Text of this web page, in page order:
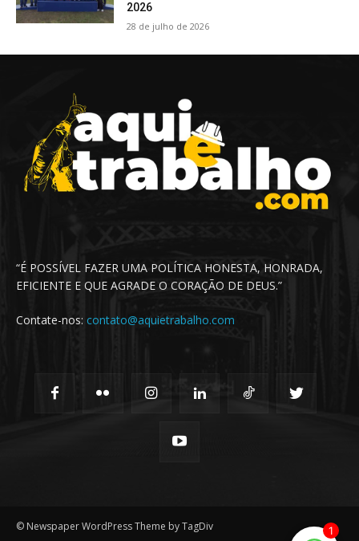
2026
28 de julho de 2026
“É POSSÍVEL FAZER UMA POLÍTICA HONESTA, HONRADA,
EFICIENTE E QUE AGRADE O CORAÇÃO DE DEUS.”
Contate-nos: contato@aquietrabalho.com
© Newspaper WordPress Theme by TagDiv 1